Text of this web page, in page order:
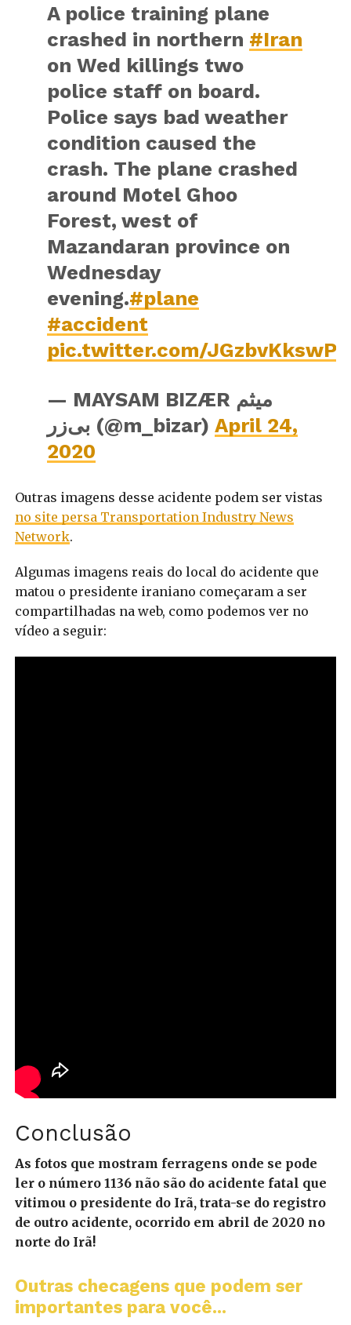
A police training plane
crashed in northern #Iran
on Wed killings two
police staff on board.
Police says bad weather
condition caused the
crash. The plane crashed
around Motel Ghoo
Forest, west of
Mazandaran province on
Wednesday
evening.#plane
#accident
pic.twitter.com/JGzbvKkswP
— MAYSAM BIZÆR میثم
بی‌زر (@m_bizar) April 24,
2020
Outras imagens desse acidente podem ser vistas
no site persa Transportation Industry News
Network.
Algumas imagens reais do local do acidente que
matou o presidente iraniano começaram a ser
compartilhadas na web, como podemos ver no
vídeo a seguir:
Conclusão
As fotos que mostram ferragens onde se pode
ler o número 1136 não são do acidente fatal que
vitimou o presidente do Irã, trata-se do registro
de outro acidente, ocorrido em abril de 2020 no
norte do Irã!
Outras checagens que podem ser
importantes para você...